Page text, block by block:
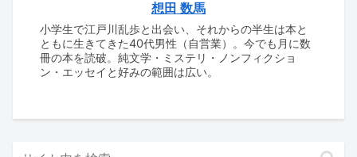
想田 数馬
小学生で江戸川乱歩と出会い、それからの半生は本と
ともに生きてきた40代男性（自営業）。今でも月に数
冊の本を読破。純文学・ミステリ・ノンフィクショ
ン・エッセイと好みの範囲は広い。